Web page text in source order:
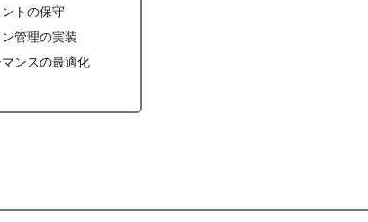
ントの保守
管理の実装
ンスの最適化